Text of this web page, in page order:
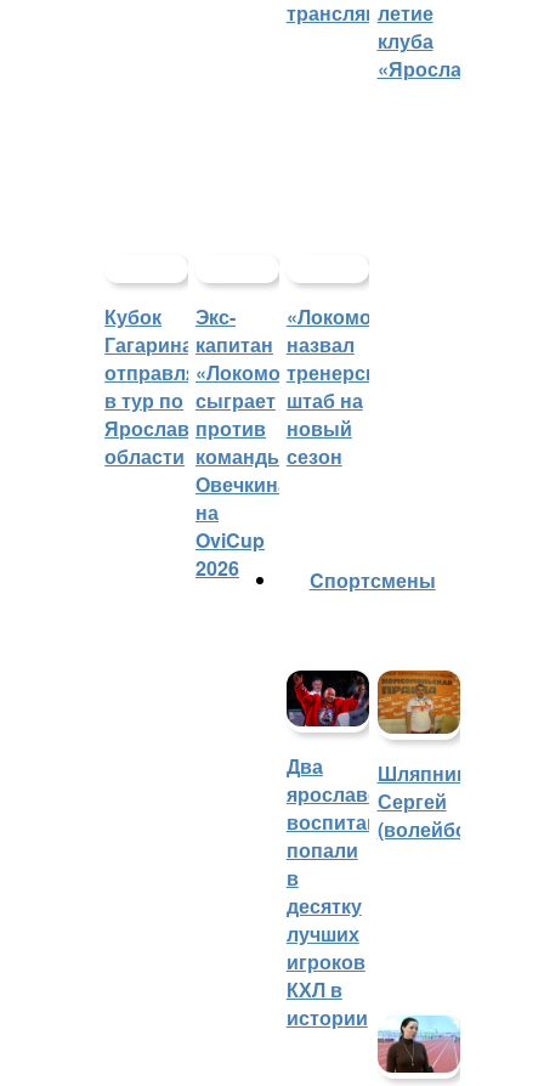
трансляцийлетие
клуба
«Ярославич»
Кубок
Гагарина
отправляется
в тур по
Ярославской
области
Экс-
капитан
«Локомотива»
сыграет
против
команды
Овечкина
на
OviCup
2026
«Локомотив»
назвал
тренерский
штаб на
новый
сезон
Cпортсмены
Два
ярославских
воспитанника
попали
в
десятку
лучших
игроков
КХЛ в
истории
Шляпников
Сергей
(волейбол)